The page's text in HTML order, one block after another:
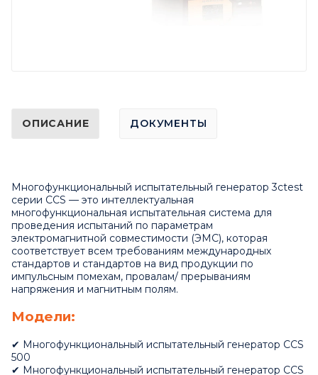
ОПИСАНИЕ ДОКУМЕНТЫ
Многофункциональный испытательный генератор 3ctest
серии CCS — это интеллектуальная
многофункциональная испытательная система для
проведения испытаний по параметрам
электромагнитной совместимости (ЭМС), которая
соответствует всем требованиям международных
стандартов и стандартов на вид продукции по
импульсным помехам, провалам/ прерываниям
напряжения и магнитным полям.
Модели:
✔ Многофункциональный испытательный генератор CCS
500
✔ Многофункциональный испытательный генератор CCS